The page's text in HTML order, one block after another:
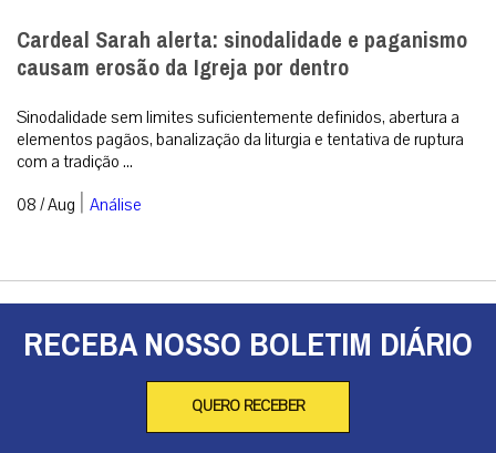
Cardeal Sarah alerta: sinodalidade e paganismo
causam erosão da Igreja por dentro
Sinodalidade sem limites suficientemente definidos, abertura a
elementos pagãos, banalização da liturgia e tentativa de ruptura
com a tradição ...
08 / Aug | Análise
RECEBA NOSSO BOLETIM DIÁRIO
QUERO RECEBER